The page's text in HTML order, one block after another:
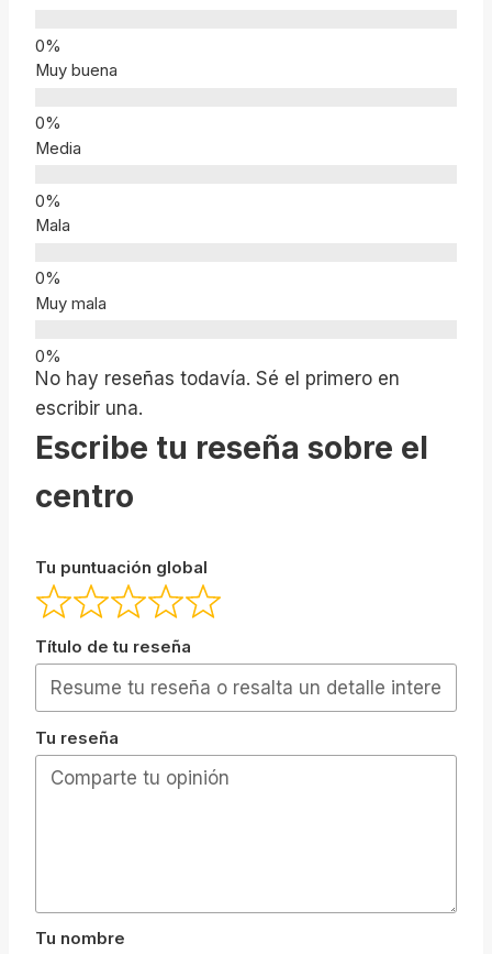
Muy buena
Media
Mala
Muy mala
No hay reseñas todavía. Sé el primero en
escribir una.
Escribe tu reseña sobre el
centro
Tu puntuación global
Título de tu reseña
Tu reseña
Tu nombre